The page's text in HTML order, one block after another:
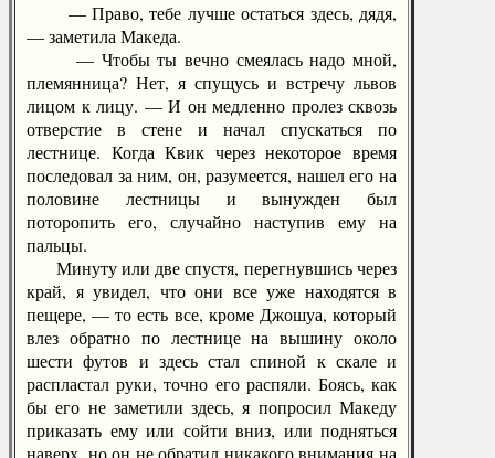
— Право, тебе лучше остаться здесь, дядя,
— заметила Македа.
— Чтобы ты вечно смеялась надо мной,
племянница? Нет, я спущусь и встречу львов
лицом к лицу. — И он медленно пролез сквозь
отверстие в стене и начал спускаться по
лестнице. Когда Квик через некоторое время
последовал за ним, он, разумеется, нашел его на
половине лестницы и вынужден был
поторопить его, случайно наступив ему на
пальцы.
Минуту или две спустя, перегнувшись через
край, я увидел, что они все уже находятся в
пещере, — то есть все, кроме Джошуа, который
влез обратно по лестнице на вышину около
шести футов и здесь стал спиной к скале и
распластал руки, точно его распяли. Боясь, как
бы его не заметили здесь, я попросил Македу
приказать ему или сойти вниз, или подняться
наверх, но он не обратил никакого внимания на